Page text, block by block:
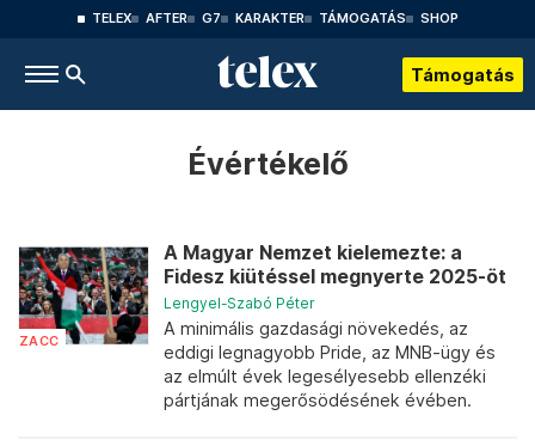
TELEX AFTER G7 KARAKTER TÁMOGATÁS SHOP
Támogatás
Évértékelő
ZACC
A Magyar Nemzet kielemezte: a
Fidesz kiütéssel megnyerte 2025-öt
Lengyel-Szabó Péter
A minimális gazdasági növekedés, az
eddigi legnagyobb Pride, az MNB-ügy és
az elmúlt évek legesélyesebb ellenzéki
pártjának megerősödésének évében.